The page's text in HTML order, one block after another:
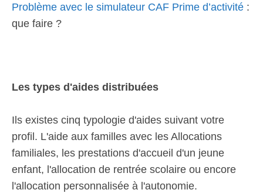
Problème avec le simulateur CAF Prime d’activité :
que faire ?
Les types d'aides distribuées
Ils existes cinq typologie d'aides suivant votre
profil. L'aide aux familles avec les Allocations
familiales, les prestations d'accueil d'un jeune
enfant, l'allocation de rentrée scolaire ou encore
l'allocation personnalisée à l'autonomie.